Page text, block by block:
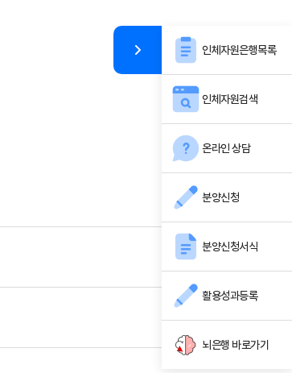
인체자원은행목록
인체자원검색
온라인 상담
분양신청
분양신청서식
활용성과등록
뇌은행 바로가기